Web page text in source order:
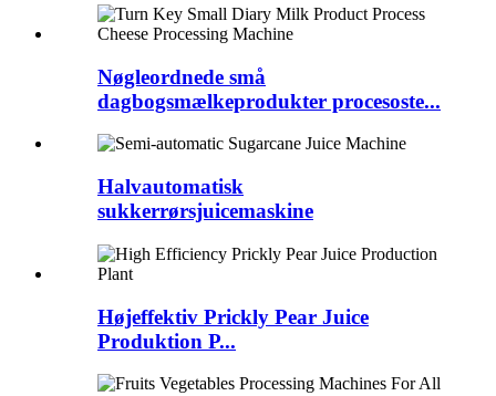
Nøgleordnede små
dagbogsmælkeprodukter procesoste...
Halvautomatisk
sukkerrørsjuicemaskine
Højeffektiv Prickly Pear Juice
Produktion P...